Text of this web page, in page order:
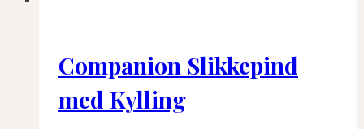
Companion Slikkepind
med Kylling